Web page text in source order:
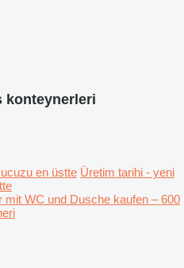
konteynerleri
en üstte Üretim tarihi - yeni